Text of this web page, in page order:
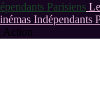
Indépendants
Action